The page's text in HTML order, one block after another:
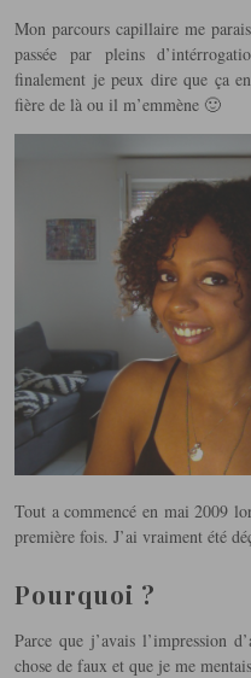
Mon parcours capillaire me
passée par pleins
finalement je peux dire que ça
fière de là ou il m’emmène 🙂
Tout a commencé en mai 2009
première fois. J’ai vraiment été
Pourquoi ?
Parce que j’avais l’impression
chose de faux et que je me